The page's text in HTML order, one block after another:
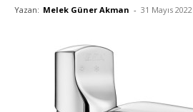
Yazan: Melek Güner Akman - 31 Mayıs 2022